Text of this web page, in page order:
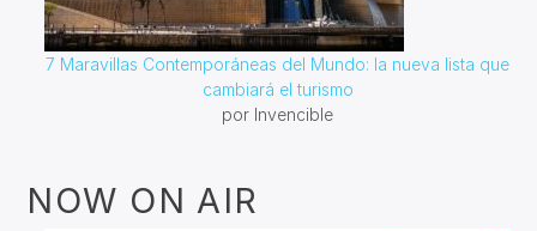
7 Maravillas Contemporáneas del Mundo: la nueva lista que
cambiará el turismo
por Invencible
NOW ON AIR